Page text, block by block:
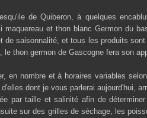
de Quiberon, à quelques
et thon blanc Germon du
de saisonnalité, et tous les produits
thon germon de Gascogne fera son
en nombre et à horaires variables
dont je vous parlerai aujourd'hui,
par taille et salinité afin de
sur des grilles de séchage, les